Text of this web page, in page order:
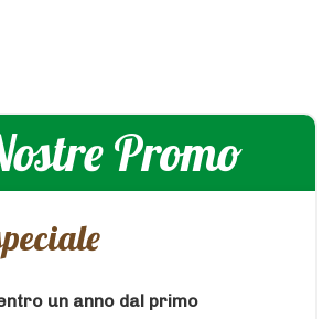
Promo
un anno dal primo